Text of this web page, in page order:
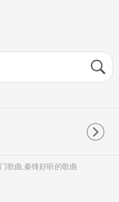
歌曲,秦锋好听的歌曲